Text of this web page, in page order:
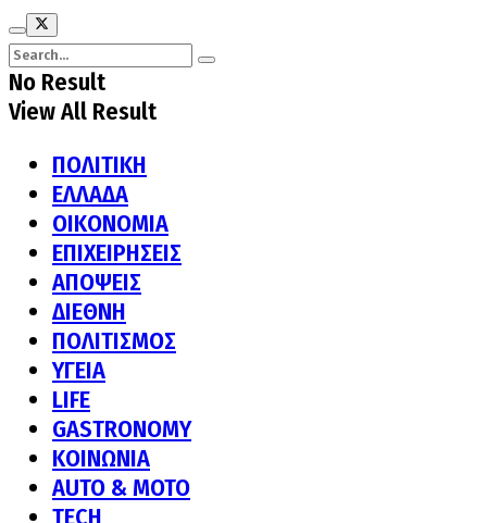
No Result
View All Result
ΠΟΛΙΤΙΚΗ
ΕΛΛΑΔΑ
ΟΙΚΟΝΟΜΙΑ
ΕΠΙΧΕΙΡΗΣΕΙΣ
ΑΠΟΨΕΙΣ
ΔΙΕΘΝΗ
ΠΟΛΙΤΙΣΜΟΣ
ΥΓΕΙΑ
LIFE
GASTRONOMY
ΚΟΙΝΩΝΙΑ
AUTO & MOTO
TECH